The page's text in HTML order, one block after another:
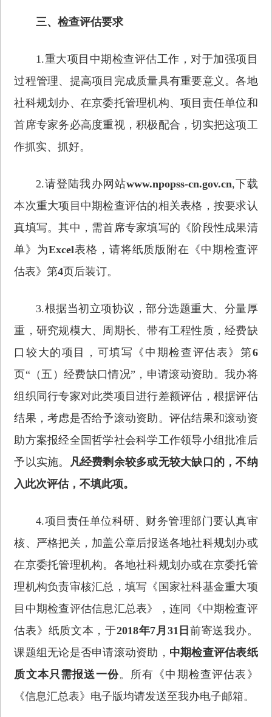
三、检查评估要求
1.重大项目中期检查评估工作，对于加强项目
过程管理、提高项目完成质量具有重要意义。各地
社科规划办、在京委托管理机构、项目责任单位和
首席专家务必高度重视，积极配合，切实把这项工
作抓实、抓好。
2.请登陆我办网站www.npopss-cn.gov.cn,下载
本次重大项目中期检查评估的相关表格，按要求认
真填写。其中，需首席专家填写的《阶段性成果清
单》为Excel表格，请将纸质版附在《中期检查评
估表》第4页后装订。
3.根据当初立项协议，部分选题重大、分量厚
重，研究规模大、周期长、带有工程性质，经费缺
口较大的项目，可填写《中期检查评估表》第6
页“（五）经费缺口情况”，申请滚动资助。我办将
组织同行专家对此类项目进行差额评估，根据评估
结果，考虑是否给予滚动资助。评估结果和滚动资
助方案报经全国哲学社会科学工作领导小组批准后
予以实施。
凡经费剩余较多或无较大缺口的，不纳
入此次评估，不填此项。
4.项目责任单位科研、财务管理部门要认真审
核、严格把关，加盖公章后报送各地社科规划办或
在京委托管理机构。各地社科规划办或在京委托管
理机构负责审核汇总，填写《国家社科基金重大项
目中期检查评估信息汇总表》，连同《中期检查评
估表》纸质文本，于2018年7月31日前寄送我办。
课题组无论是否申请滚动资助， 中期检查评估表纸
质文本只需报送一份。所有《中期检查评估表》
《信息汇总表》电子版均请发送至我办电子邮箱。